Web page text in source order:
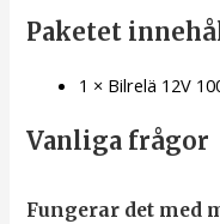
Paketet
1 × Bilrelä 12V
Vanliga frågor
Fungerar det med